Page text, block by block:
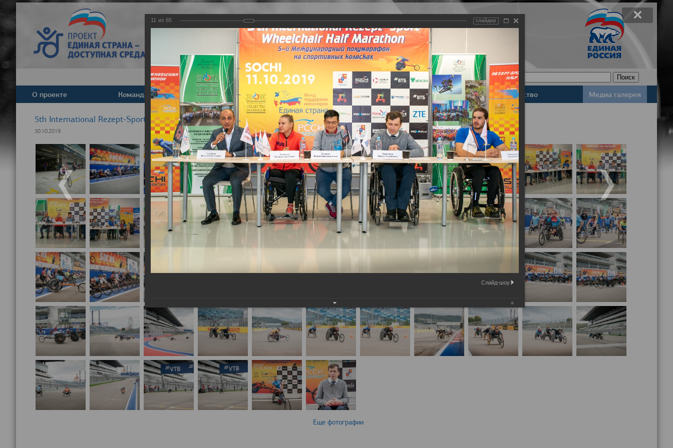
Задать вопрос
Версия для слабовидящих
О проекте Команда Новости Деятельность Базы данных Законодательство Медиа галерея
5th International Rezept-Sport Wheelchair Half Marathon
30.10.2019
Еще фотографии
11 из 65 слайдер
Слайд-шоу: